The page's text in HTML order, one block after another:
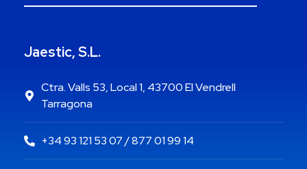
Jaestic, S.L.
Ctra. Valls 53, Local 1, 43700 El Vendrell
Tarragona
+34 93 121 53 07 / 877 01 99 14